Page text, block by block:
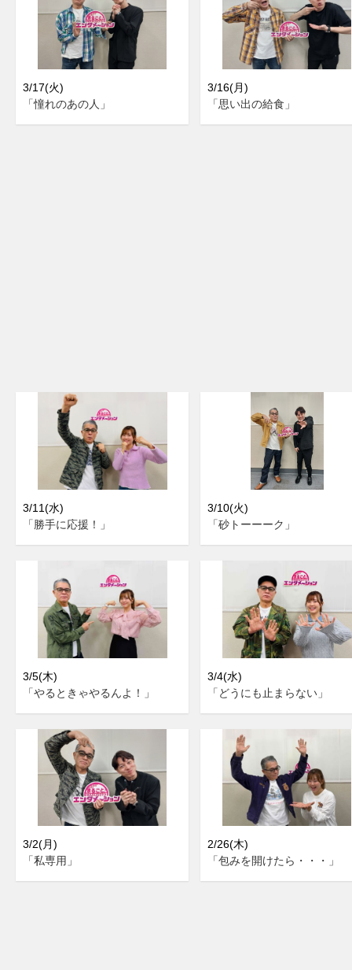
3/17(火)
「憧れのあの人」
3/16(月)
「思い出の給食」
3/11(水)
「勝手に応援！」
3/10(火)
「砂トーーーク」
3/5(木)
「やるときゃやるんよ！」
3/4(水)
「どうにも止まらない」
3/2(月)
「私専用」
2/26(木)
「包みを開けたら・・・」